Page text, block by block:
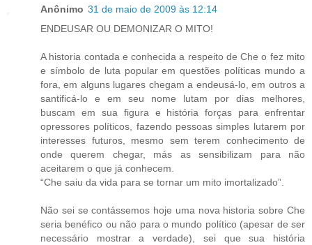
Anônimo 31 de maio de 2009 às 12:14
ENDEUSAR OU DEMONIZAR O MITO!
A historia contada e conhecida a respeito de Che o fez mito
e símbolo de luta popular em questões políticas mundo a
fora, em alguns lugares chegam a endeusá-lo, em outros a
santificá-lo e em seu nome lutam por dias melhores,
buscam em sua figura e história forças para enfrentar
opressores políticos, fazendo pessoas simples lutarem por
interesses futuros, mesmo sem terem conhecimento de
onde querem chegar, más as sensibilizam para não
aceitarem o que já conhecem.
“Che saiu da vida para se tornar um mito imortalizado”.
Não sei se contássemos hoje uma nova historia sobre Che
seria benéfico ou não para o mundo político (apesar de ser
necessário mostrar a verdade), sei que sua história